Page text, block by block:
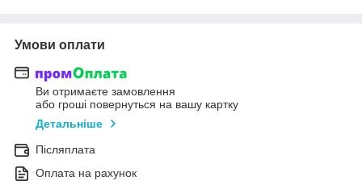
Умови оплати
Ви отримаєте замовлення
або гроші повернуться на вашу картку
Детальніше
Післяплата
Оплата на рахунок